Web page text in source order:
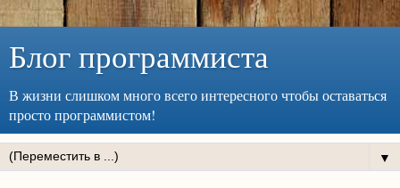
Блог программиста
В жизни слишком много всего интересного чтобы оставаться
просто программистом!
▼